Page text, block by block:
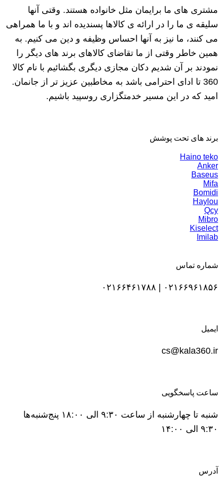
مشتری های ما برایمان مثل خانواده هستند. وقتی آنها
سلیقه ی ما را در ارائه ی کالاها پسندیده اند و با ما همراهی
می کنند، ما نیز به آنها احساس وظیفه و دین می کنیم. به
همین خاطر وقتی از ما تقاضای کالاهای برند های دیگر را
نمودند بر آن شدیم دکان مجازی دیگری بگشائیم با نام کالا
360 تا ادای احترامی باشد به مخاطبین عزیز تر از جانمان.
امید که در این مسیر خدمتگزاری روسپید باشیم.
برند های تحت پوشش
Haino teko
Anker
Baseus
Mifa
Bomidi
Haylou
Qcy
Mibro
Kiselect
Imilab
شماره تماس
۰۲۱۶۶۹۶۱۸۵۶ | ۰۲۱۶۶۴۶۱۷۸۸
ایمیل
cs@kala360.ir
ساعت پاسخگویی
شنبه تا چهارشنبه از ساعت ۹:۳۰ الی ۱۸:۰۰ پنج‌شنبه‌ها
۹:۳۰ الی ۱۴:۰۰
آدرس